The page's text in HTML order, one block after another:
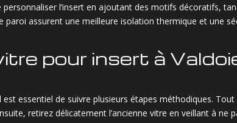
l’insert en ajoutant des motifs décoratifs,
paroi assurent une meilleure isolation thermique et une
pour insert à
essentiel de suivre plusieurs étapes méthodiques.
retirez délicatement l’ancienne vitre en veillant à ne